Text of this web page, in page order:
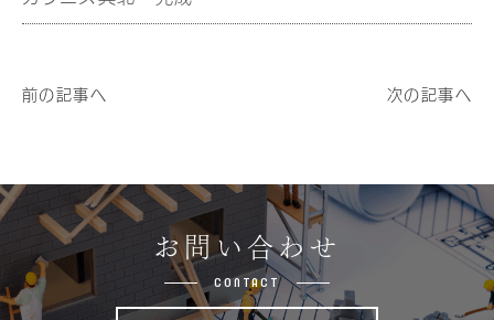
前の記事へ 次の記事へ
お問い合わせ
CONTACT